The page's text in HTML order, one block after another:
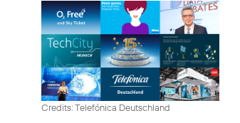
Credits: Telefónica Deutschland